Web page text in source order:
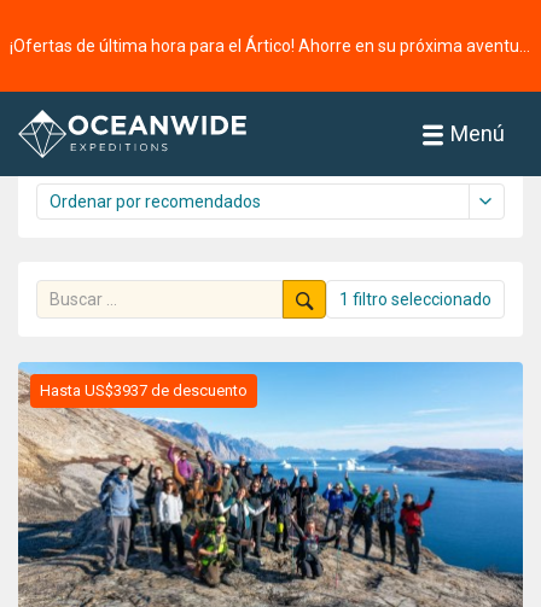
Menú
Cruceros
61 cruceros encontrados
1 filtro seleccionado
Hasta US$3937 de descuento